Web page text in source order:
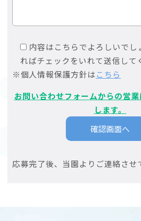
内容はこちらでよろしいでし
ればチェックをいれて送信して
※個人情報保護方針は こちら
お問い合わせフォームからの営
します。
応募完了後、当園よりご連絡させ